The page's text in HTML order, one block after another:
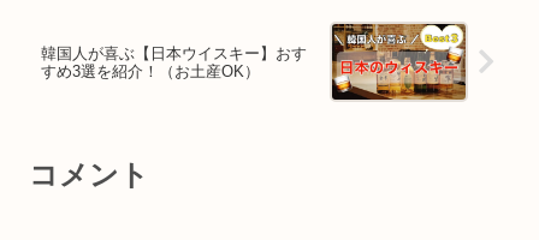
韓国人が喜ぶ【日本ウイスキー】おす
すめ3選を紹介！（お土産OK）
コメント